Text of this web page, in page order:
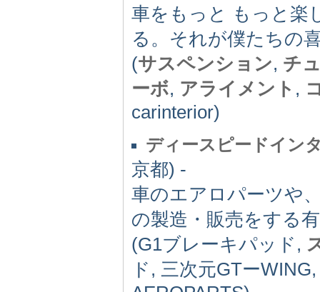
車をもっと もっと楽
る。それが僕たちの
(サスペンション, チ
ーボ, アライメント ,
carinterior)
ディースピードイン
京都) -
車のエアロパーツや
の製造・販売をする
(G1ブレーキパッド,
ド, 三次元GTー